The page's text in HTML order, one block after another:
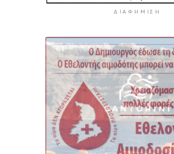
ΔΙΑΦΉΜΙΣΗ